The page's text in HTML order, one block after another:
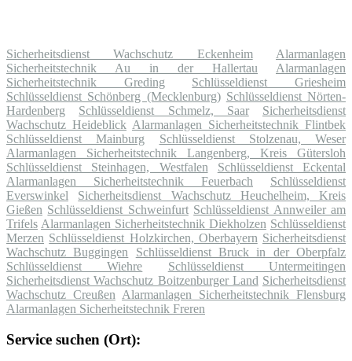
Sicherheitsdienst Wachschutz Eckenheim
Alarmanlagen
Sicherheitstechnik Au in der Hallertau
Alarmanlagen
Sicherheitstechnik Greding
Schlüsseldienst Griesheim
Schlüsseldienst Schönberg (Mecklenburg) Schlüsseldienst Nörten-
Hardenberg
Schlüsseldienst Schmelz, Saar
Sicherheitsdienst
Wachschutz Heideblick Alarmanlagen Sicherheitstechnik Flintbek
Schlüsseldienst Mainburg
Schlüsseldienst Stolzenau, Weser
Alarmanlagen Sicherheitstechnik Langenberg, Kreis Gütersloh
Schlüsseldienst Steinhagen, Westfalen
Schlüsseldienst Eckental
Alarmanlagen Sicherheitstechnik Feuerbach
Schlüsseldienst
Everswinkel
Sicherheitsdienst Wachschutz Heuchelheim, Kreis
Gießen Schlüsseldienst Schweinfurt Schlüsseldienst Annweiler am
Trifels Alarmanlagen Sicherheitstechnik Diekholzen Schlüsseldienst
Merzen Schlüsseldienst Holzkirchen, Oberbayern Sicherheitsdienst
Wachschutz Buggingen
Schlüsseldienst Bruck in der Oberpfalz
Schlüsseldienst Wiehre
Schlüsseldienst Untermeitingen
Sicherheitsdienst Wachschutz Boitzenburger Land Sicherheitsdienst
Wachschutz Creußen Alarmanlagen Sicherheitstechnik Flensburg
Alarmanlagen Sicherheitstechnik Freren
Service suchen (Ort):